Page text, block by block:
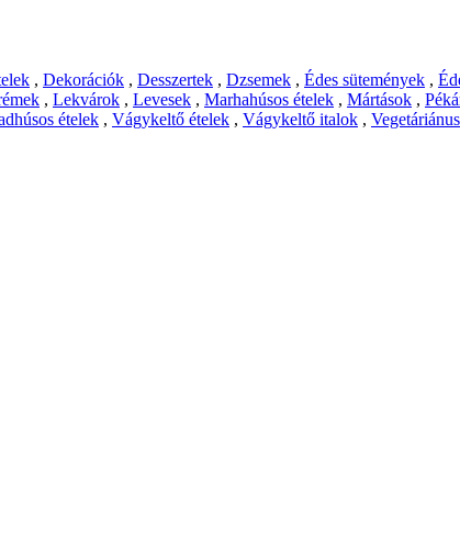
, Dekorációk , Desszertek , Dzsemek , Édes sütemények ,
, Lekvárok , Levesek , Marhahúsos ételek , Mártások ,
ételek , Vágykeltő ételek , Vágykeltő italok ,